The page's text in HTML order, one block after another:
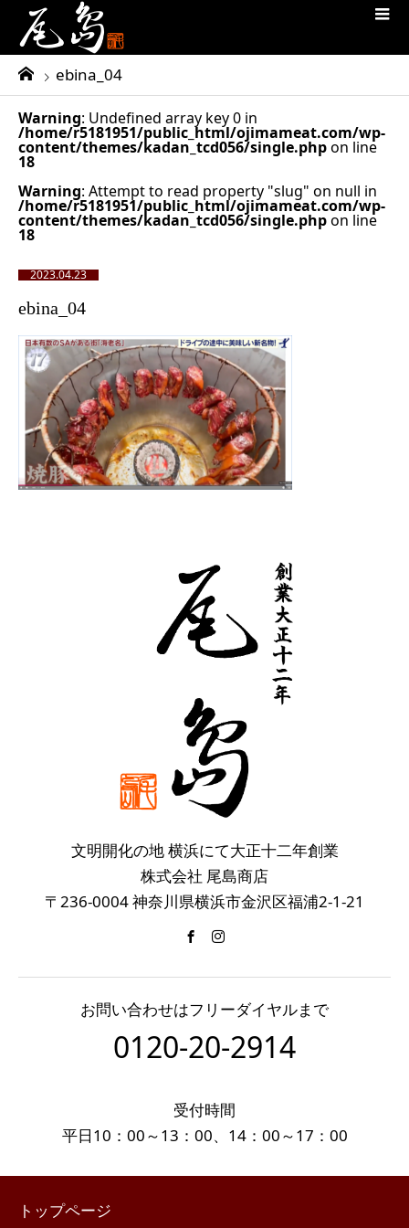
ebina_04
Warning: Undefined array key 0 in
/home/r5181951/public_html/ojimameat.com/wp-
content/themes/kadan_tcd056/single.phpon line
18
Warning: Attempt to read property "slug" on null in
/home/r5181951/public_html/ojimameat.com/wp-
content/themes/kadan_tcd056/single.phpon line
18
2023.04.23
ebina_04
文明開化の地 横浜にて大正十二年創業
株式会社 尾島商店
〒236-0004 神奈川県横浜市金沢区福浦2-1-21
お問い合わせはフリーダイヤルまで
0120-20-2914
受付時間
平日10：00～13：00、14：00～17：00
トップページ